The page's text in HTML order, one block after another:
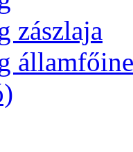
zászlaja